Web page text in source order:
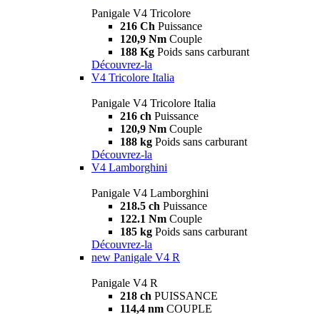
Panigale V4 Tricolore
216 Ch Puissance
120,9 Nm Couple
188 Kg Poids sans carburant
Découvrez-la
V4 Tricolore Italia
Panigale V4 Tricolore Italia
216 ch Puissance
120,9 Nm Couple
188 kg Poids sans carburant
Découvrez-la
V4 Lamborghini
Panigale V4 Lamborghini
218.5 ch Puissance
122.1 Nm Couple
185 kg Poids sans carburant
Découvrez-la
new Panigale V4 R
Panigale V4 R
218 ch PUISSANCE
114,4 nm COUPLE